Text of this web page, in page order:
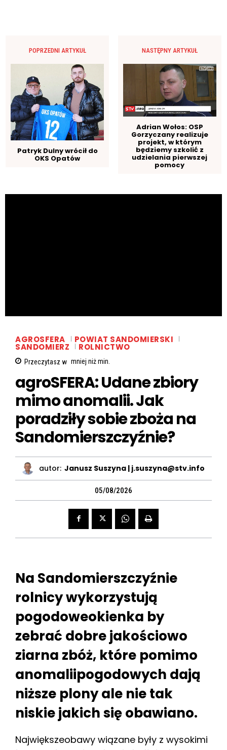
POPRZEDNI ARTYKUŁ
Patryk Dulny wrócił do
OKS Opatów
NASTĘPNY ARTYKUŁ
Adrian Wołos: OSP
Gorzyczany realizuje
projekt, w którym
będziemy szkolić z
udzielania pierwszej
pomocy